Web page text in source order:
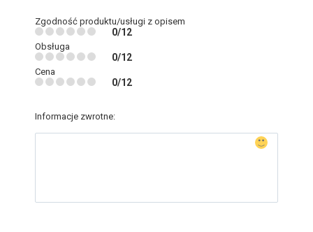
Zgodność produktu/usługi z opisem
0/12
Obsługa
0/12
Cena
0/12
Informacje zwrotne: